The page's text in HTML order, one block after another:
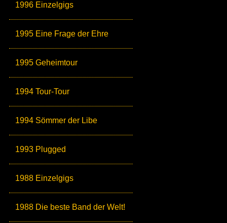
1996 Einzelgigs
1995 Eine Frage der Ehre
1995 Geheimtour
1994 Tour-Tour
1994 Sömmer der Libe
1993 Plugged
1988 Einzelgigs
1988 Die beste Band der Welt!